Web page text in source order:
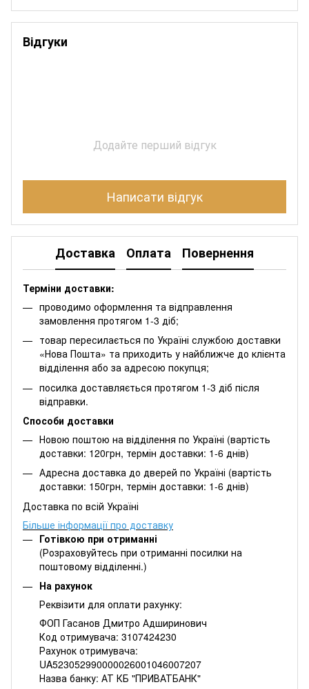
Відгуки
Додайте перший відгук
Написати відгук
Доставка Оплата Повернення
Терміни доставки:
проводимо оформлення та відправлення
замовлення протягом 1-3 діб;
товар пересилається по Україні службою доставки
«Нова Пошта» та приходить у найближче до клієнта
відділення або за адресою покупця;
посилка доставляється протягом 1-3 діб після
відправки.
Способи доставки
Новою поштою на відділення по Україні (вартість
доставки: 120грн, термін доставки: 1-6 днів)
Адресна доставка до дверей по Україні (вартість
доставки: 150грн, термін доставки: 1-6 днів)
Доставка по всій Україні
Більше інформації про доставку
Готівкою при отриманні
(Розраховуйтесь при отриманні посилки на
поштовому відділенні.)
На рахунок
Реквізити для оплати рахунку:
ФОП Гасанов Дмитро Адширинович
Код отримувача: 3107424230
Рахунок отримувача:
UA523052990000026001046007207
Назва банку: АТ КБ "ПРИВАТБАНК"